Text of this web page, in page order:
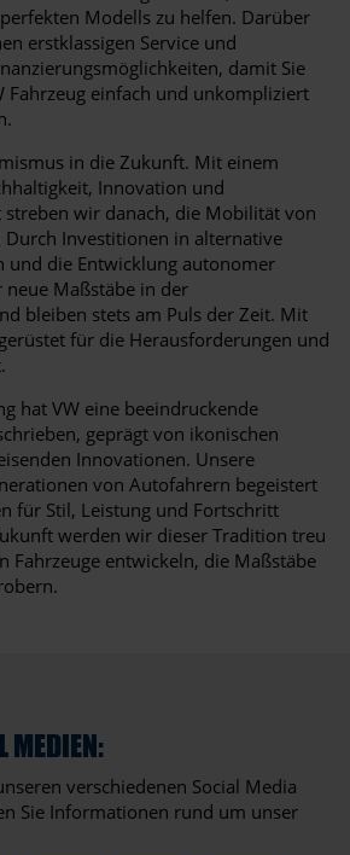
Modells zu helfen. Darüber
erstklassigen Service und
damit Sie
Fahrzeug einfach und unkompliziert
in die Zukunft. Mit einem
Innovation und
wir danach, die Mobilität von
Durch Investitionen in alternative
und die Entwicklung autonomer
neue Maßstäbe in der
bleiben stets am Puls der Zeit. Mit
für die Herausforderungen und
hat VW eine beeindruckende
geprägt von ikonischen
Innovationen. Unsere
von Autofahrern begeistert
für Stil, Leistung und Fortschritt
werden wir dieser Tradition treu
Fahrzeuge entwickeln, die Maßstäbe
MEDIEN:
verschiedenen Social Media
Sie Informationen rund um unser